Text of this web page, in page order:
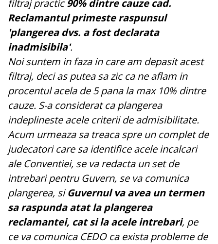
filtraj practic90% dintre cauze cad.
Reclamantul primeste raspunsul
'plangerea dvs. a fost declarata
inadmisibila'.
Noi suntem in faza in care am depasit acest
filtraj, deci as putea sa zic ca ne aflam in
procentul acela de 5 pana la max 10% dintre
cauze. S-a considerat ca plangerea
indeplineste acele criterii de admisibilitate.
Acum urmeaza sa treaca spre un complet de
judecatori care sa identifice acele incalcari
ale Conventiei, se va redacta un set de
intrebari pentru Guvern, se va comunica
plangerea, siGuvernul va avea un termen
sa raspunda atat la plangerea
reclamantei, cat si la acele intrebari, pe
ce va comunica CEDO ca exista probleme de